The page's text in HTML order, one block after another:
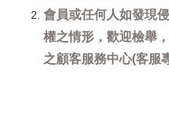
會員或任何人如發現
權之情形，歡迎檢舉
之顧客服務中心(客服